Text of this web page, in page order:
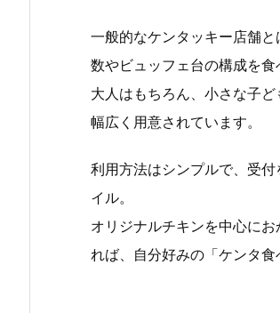
一般的なケンタッキー店舗
数やビュッフェ台の構成を食
大人はもちろん、小さな子
幅広く用意されています。
利用方法はシンプルで、受
イル。
オリジナルチキンを中心に
れば、自分好みの「ケンタ食